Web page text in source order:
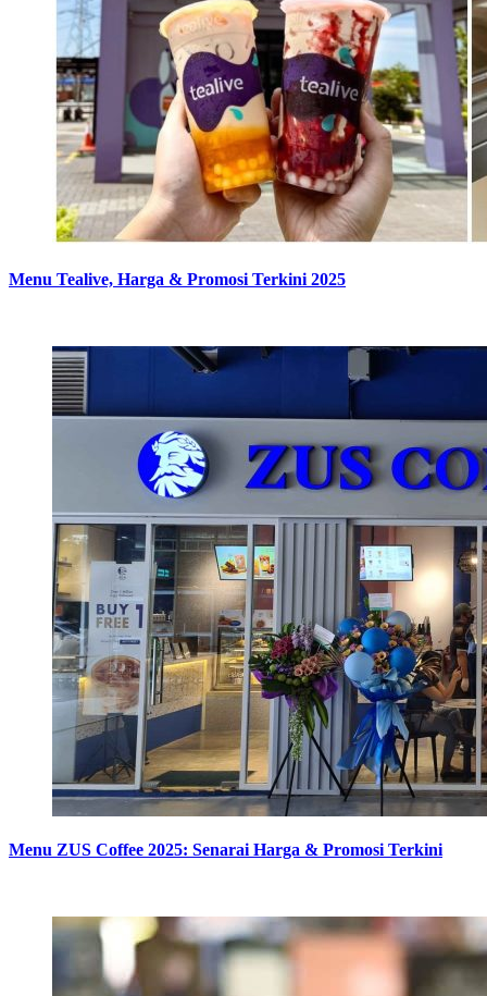
Menu Tealive, Harga & Promosi Terkini 2025
Menu ZUS Coffee 2025: Senarai Harga & Promosi Terkini